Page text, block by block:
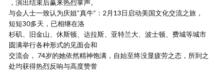
，演出结束后赢来热烈掌声。
与会人士一致认为庆姐“真牛”：2月13日启动美国文化交流之旅，
短短30多天，已相继在洛
杉矶、旧金山、休斯顿、达拉斯、亚特兰大、波士顿、费城等城市
圆满举行各种形式的见面会和
交流会， 74岁的她依然精神饱满，自始至终没显疲劳之态，所到之
处均获得热烈反响与高度赞誉